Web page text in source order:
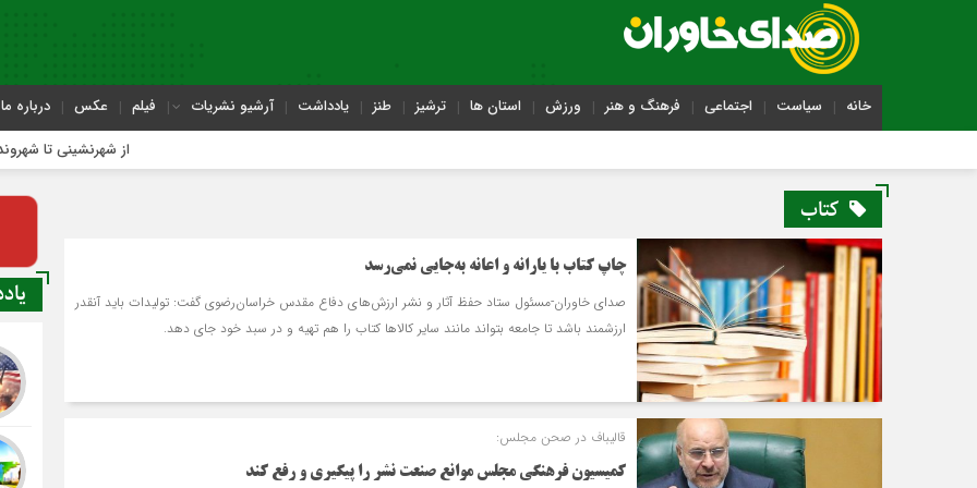
خانه سیاست اجتماعی فرهنگ و هنر ورزش استان ها ترشیز طنز یادداشت آرشیو نشریات فیلم عکس
درباره ما
از شهرنشینی تا شهروندی
کتاب
چاپ کتاب با یارانه و اعانه به‌جایی نمی‌رسد
صدای خاوران-مسئول ستاد حفظ آثار و نشر ارزش‌های دفاع مقدس خراسان‌رضوی گفت: تولیدات باید آن‏قدر
ارزشمند باشد تا جامعه بتواند مانند سایر کالاها کتاب را هم تهیه و در سبد خود جای دهد.
قالیباف در صحن مجلس:
کمیسیون فرهنگی مجلس موانع صنعت نشر را پیگیری و رفع کند